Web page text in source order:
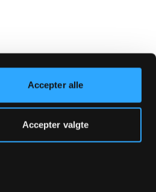
Accepter alle
Accepter valgte